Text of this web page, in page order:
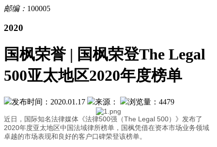
邮编： 100005
2020
国枫荣誉 | 国枫荣登The Legal
500亚太地区2020年度榜单
发布时间：2020.01.17 来源： 浏览量：4479
近日，国际知名法律媒体《法律500强（The Legal 500）》发布了
2020年度亚太地区中国法域律所榜单，国枫凭借在资本市场业务领域
卓越的市场表现和良好的客户口碑荣登该榜单。